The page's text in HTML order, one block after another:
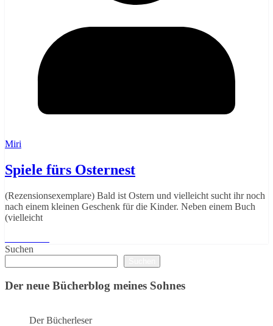
Miri
Spiele fürs Osternest
(Rezensionsexemplare) Bald ist Ostern und vielleicht sucht ihr noch
nach einem kleinen Geschenk für die Kinder. Neben einem Buch
(vielleicht
Suchen
Der neue Bücherblog meines Sohnes
Der Bücherleser